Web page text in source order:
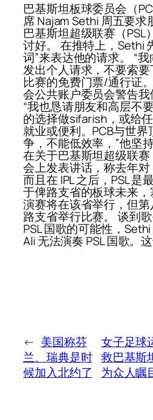
巴基斯坦板球委员会（
席 Najam Sethi 周五要求
巴基斯坦超级联赛（PSL
讨好。 在推特上，Sethi
词”来表达他的请求。 “
发出个人请求，不要索要
比赛的免费门票/通行证
会公共账户委员会警告
“我也恳请朋友和高层不
的选择做sifarish，或给
就业或便利。PCB与世
争，不能低效率，”他坚
在关于巴基斯坦超级联
会上发表讲话，称去年对
而且在 IPL 之后，PSL 是
于俾路支省的板球未来
演赛将在该省举行，但第
路支省举行比赛。 谈到
PSL 国歌的可能性，
Ali 无法演奏 PSL 国歌。这
← 美国称芬
兰、瑞典是时
候加入北约了
女子足球
救巴基斯
为众人瞩